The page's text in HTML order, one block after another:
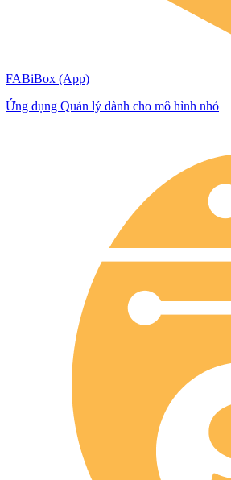
FABiBox (App)
Ứng dụng Quản lý dành cho mô hình nhỏ